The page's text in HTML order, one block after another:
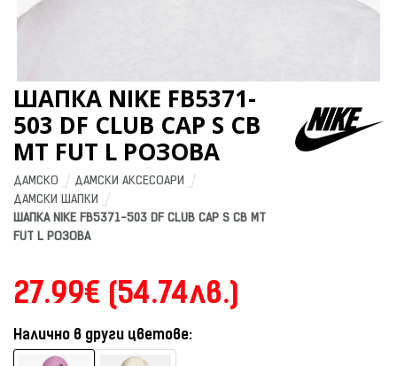
ШАПКА NIKE FB5371-
503 DF CLUB CAP S CB
MT FUT L РОЗОВА
ДАМСКО
ДАМСКИ АКСЕСОАРИ
ДАМСКИ ШАПКИ
ШАПКА NIKE FB5371-503 DF CLUB CAP S CB MT
FUT L РОЗОВА
27.99€ (54.74лв.)
Налично в други цветове: